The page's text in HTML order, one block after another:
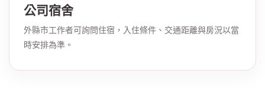
公司宿舍
外縣市工作者可詢問住宿，入住條件、交通距離與房況以當
時安排為準。